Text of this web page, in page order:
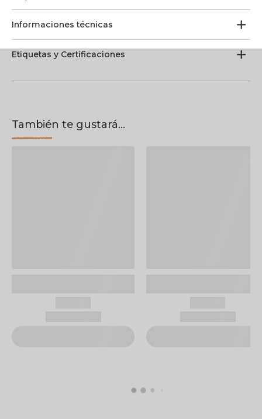
Informaciones técnicas
Etiquetas y Certificaciones
También te gustará...